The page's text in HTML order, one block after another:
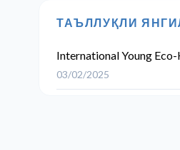
ТАЪЛЛУҚЛИ
International Young
03/02/2025